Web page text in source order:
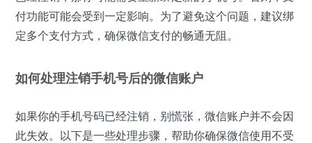
付功能可能会受到一定影响。为了避免这个问题，建议绑
定多个支付方式，确保微信支付的畅通无阻。
如何处理注销手机号后的微信账户
如果你的手机号码已经注销，别慌张，微信账户并不会因
此失效。以下是一些处理步骤，帮助你确保微信使用不受